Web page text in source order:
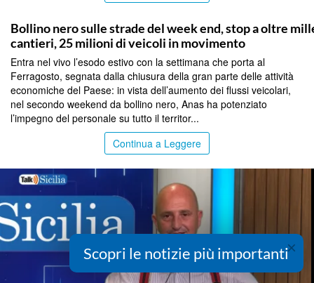
Bollino nero sulle strade del week end, stop a oltre
cantieri, 25 milioni di veicoli in movimento
Entra nel vivo l’esodo estivo con la settimana che porta al
Ferragosto, segnata dalla chiusura della gran parte delle attività
economiche del Paese: in vista dell’aumento dei flussi veicolari,
nel secondo weekend da bollino nero, Anas ha potenziato
l’impegno del personale su tutto il territor...
Continua a Leggere
×
Scopri le notizie più importanti